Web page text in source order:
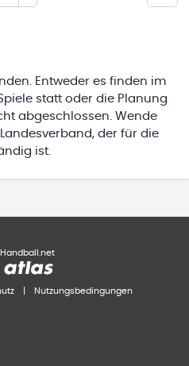
Entweder es finden im
statt oder die Planung
abgeschlossen. Wende
der für die
ist.
Handball.net
Nutzungsbedingungen